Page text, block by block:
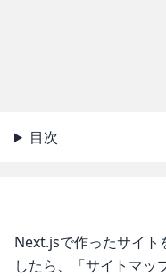
目次
Next.jsで作ったサイ
したら、「サイトマッ